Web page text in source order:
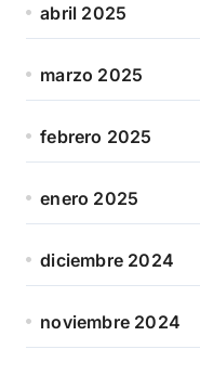
abril 2025
marzo 2025
febrero 2025
enero 2025
diciembre 2024
noviembre 2024